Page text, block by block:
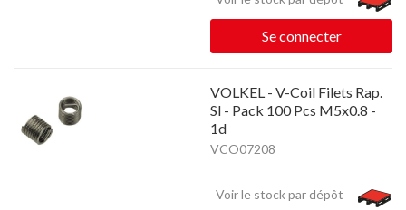
Se connecter
VOLKEL - V-Coil Filets Rap.
Sl - Pack 100 Pcs M5x0.8 -
1d
VCO07208
Voir le stock par dépôt